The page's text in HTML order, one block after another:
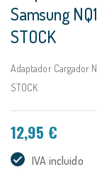
comienzo
de
la
galería
de
imágenes
Samsung
STOCK
Adaptador Cargador
STOCK
12,95 €
IVA incluido